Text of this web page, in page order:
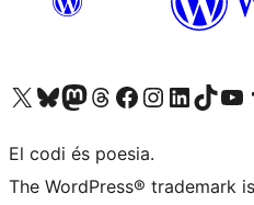
Visiteu el nostre compte X (abans Twitter)
Visiteu el nostre compte de Bluesky
Visiteu el nostre compte al Mastodon
Visiteu el nostre compte de Threads
Visiteu la nostra pàgina al Facebook
Visiteu el nostre compte
Visiteu el nostre compte de
Visiteu el nostre compte
Visiteu el
El codi és poesia.
The WordPress® trademark